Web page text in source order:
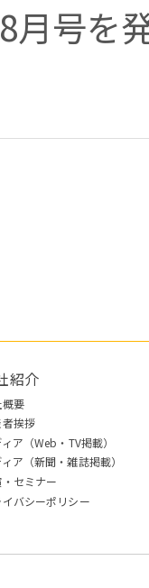
月号を
紹介
要
挨拶
ィア（Web・TV掲載）
ィア（新聞・雑誌掲載）
セミナー
イバシーポリシー